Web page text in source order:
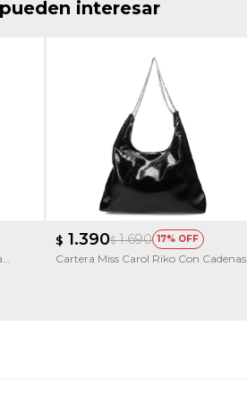
interesar
$ 1.390$ 1.690 17
Cartera Miss Carol Riko Con Cadenas